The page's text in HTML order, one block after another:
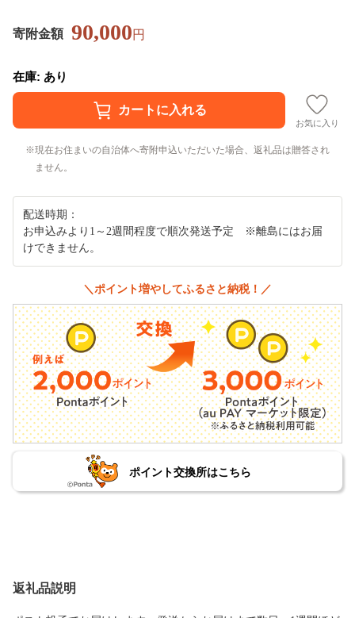
寄附金額 90,000円
在庫: あり
お気に入り
現在お住まいの自治体へ寄附申込いただいた場合、返礼品は贈答され
ません。
配送時期：
お申込みより1～2週間程度で順次発送予定 ※離島にはお届
けできません。
＼ポイント増やしてふるさと納税！／
ポイント交換所はこちら
返礼品説明